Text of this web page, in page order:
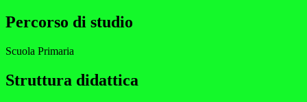
Percorso di studio
Scuola Primaria
Struttura didattica